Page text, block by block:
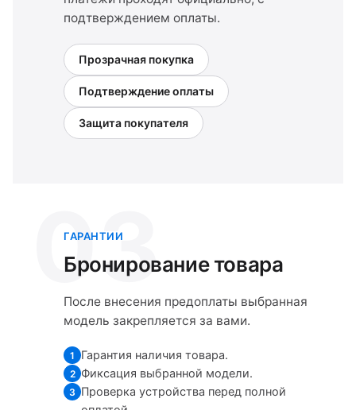
подтверждением оплаты.
Прозрачная покупка
Подтверждение оплаты
Защита покупателя
03
ГАРАНТИИ
Бронирование товара
После внесения предоплаты выбранная
модель закрепляется за вами.
1 Гарантия наличия товара.
2 Фиксация выбранной модели.
3 Проверка устройства перед полной